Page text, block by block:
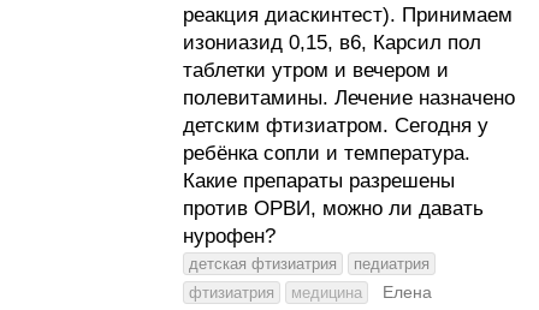
реакция диаскинтест). Принимаем
изониазид 0,15, в6, Карсил пол
таблетки утром и вечером и
полевитамины. Лечение назначено
детским фтизиатром. Сегодня у
ребёнка сопли и температура.
Какие препараты разрешены
против ОРВИ, можно ли давать
нурофен?
детская фтизиатрия
педиатрия
фтизиатрия
медицина
Елена